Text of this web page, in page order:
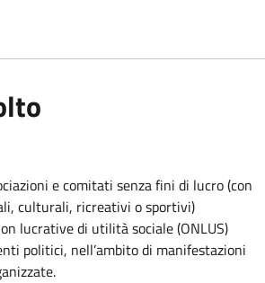
e comitati senza fini di lucro (con
culturali, ricreativi o sportivi)
lucrative di utilità sociale (ONLUS)
politici, nell’ambito di manifestazioni